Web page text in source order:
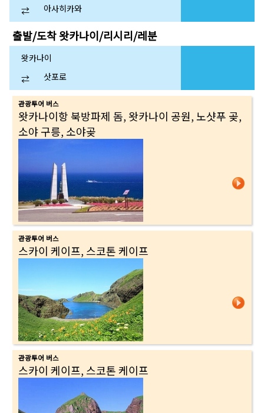
⇄
아사히카와
출발/도착왓카나이/리시리/레분
왓카나이
⇄
삿포로
관광투어 버스
왓카나이항 북방파제 돔, 왓카나이 공원, 노샷푸 곶,
소야 구릉, 소야곶
관광투어 버스
스카이 케이프, 스코톤 케이프
관광투어 버스
스카이 케이프, 스코톤 케이프